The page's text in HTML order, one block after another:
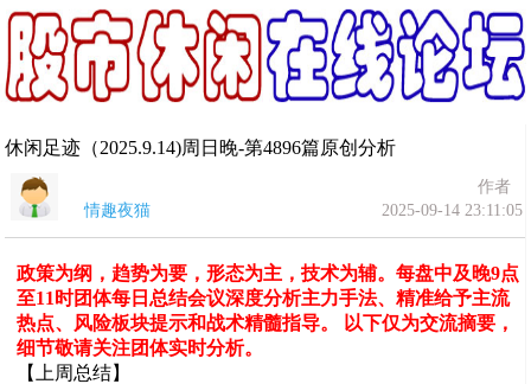
休闲足迹（2025.9.14)周日晚-第4896篇原创分析
作者
情趣夜猫
2025-09-14 23:11:05
政策为纲，趋势为要，形态为主，技术为辅。每盘中及晚9点
至11时团体每日总结会议深度分析主力手法、精准给予主流
热点、风险板块提示和战术精髓指导。 以下仅为交流摘要，
细节敬请关注团体实时分析。
【上周总结】